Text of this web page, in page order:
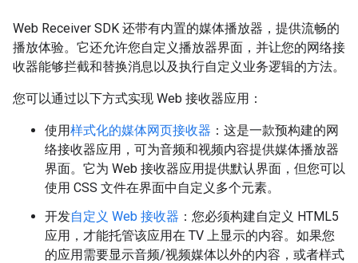
Web Receiver SDK 还带有内置的媒体播放器，提供流畅的
播放体验。它还允许您自定义播放器界面，并让您的网络接
收器能够拦截和替换消息以及执行自定义业务逻辑的方法。
您可以通过以下方式实现 Web 接收器应用：
使用样式化的媒体网页接收器 ：这是一款预构建的网
络接收器应用，可为音频和视频内容提供媒体播放器
界面。它为 Web 接收器应用提供默认界面，但您可以
使用 CSS 文件在界面中自定义多个元素。
开发自定义 Web 接收器 ：您必须构建自定义 HTML5
应用，才能托管该应用在 TV 上显示的内容。如果您
的应用需要显示音频/视频媒体以外的内容，或者样式